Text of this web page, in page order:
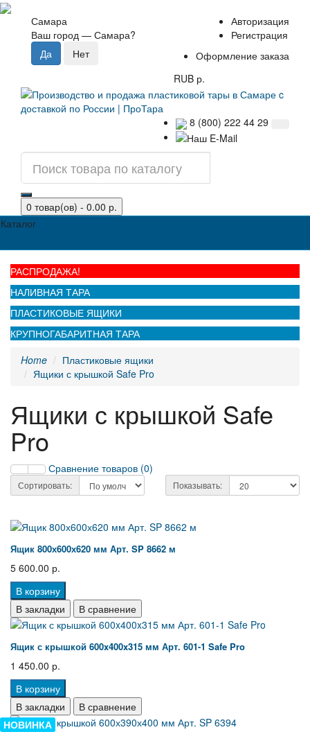
Самара
Ваш город — Самара?
Авторизация
Регистрация
Оформление заказа
RUB р.
8 (800) 222 44 29
0 товар(ов) - 0.00 р.
Каталог
РАСПРОДАЖА!
НАЛИВНАЯ ТАРА
ПЛАСТИКОВЫЕ ЯЩИКИ
КРУПНОГАБАРИТНАЯ ТАРА
Home
Пластиковые ящики
Ящики с крышкой Safe Pro
Ящики с крышкой Safe
Pro
Сравнение товаров (0)
Сортировать: Показывать:
Ящик 800х600х620 мм Арт. SP 8662 м
5 600.00 р.
В корзину
В закладки
В сравнение
Ящик с крышкой 600x400x315 мм Арт. 601-1 Safe Pro
1 450.00 р.
В корзину
В закладки
В сравнение
НОВИНКА